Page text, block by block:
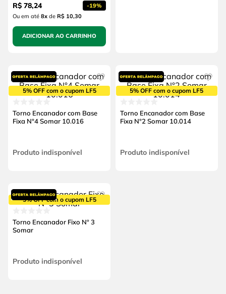
R$ 78,24 -19%
Ou em até 8xde R$ 10,30
ADICIONAR AO CARRINHO
5% OFF com o cupom LF5
Torno Encanador com Base
Fixa N°4 Somar 10.016
Produto indisponível
5% OFF com o cupom LF5
Torno Encanador com Base
Fixa N°2 Somar 10.014
Produto indisponível
5% OFF com o cupom LF5
Torno Encanador Fixo Nº 3
Somar
Produto indisponível